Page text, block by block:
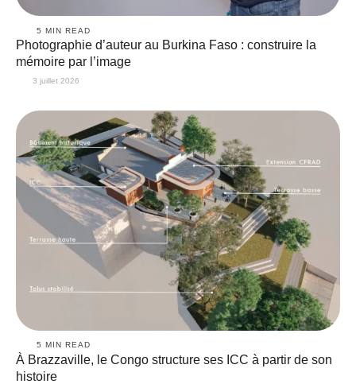
5 MIN READ
Photographie d’auteur au Burkina Faso : construire la
mémoire par l’image
3 juillet 2026
5 MIN READ
À Brazzaville, le Congo structure ses ICC à partir de son
histoire